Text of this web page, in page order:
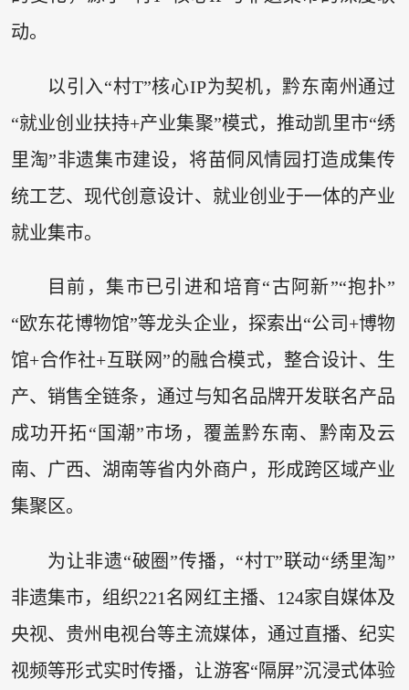
动。
以引入“村T”核心IP为契机，黔东南州通过
“就业创业扶持+产业集聚”模式，推动凯里市“绣
里淘”非遗集市建设，将苗侗风情园打造成集传
统工艺、现代创意设计、就业创业于一体的产业
就业集市。
目前，集市已引进和培育“古阿新”“抱扑”
“欧东花博物馆”等龙头企业，探索出“公司+博物
馆+合作社+互联网”的融合模式，整合设计、生
产、销售全链条，通过与知名品牌开发联名产品
成功开拓“国潮”市场，覆盖黔东南、黔南及云
南、广西、湖南等省内外商户，形成跨区域产业
集聚区。
为让非遗“破圈”传播，“村T”联动“绣里淘”
非遗集市，组织221名网红主播、124家自媒体及
央视、贵州电视台等主流媒体，通过直播、纪实
视频等形式实时传播，让游客“隔屏”沉浸式体验